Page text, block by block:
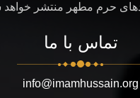
حرم مطهر منتشر خواهد
تماس با ما
info@imamhussain.org